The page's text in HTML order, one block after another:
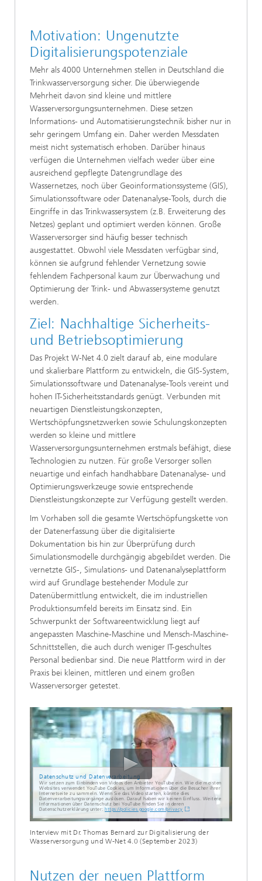
Motivation: Ungenutzte
Digitalisierungspotenziale
Mehr als 4000 Unternehmen stellen in Deutschland die
Trinkwasserversorgung sicher. Die überwiegende
Mehrheit davon sind kleine und mittlere
Wasserversorgungsunternehmen. Diese setzen
Informations- und Automatisierungstechnik bisher nur in
sehr geringem Umfang ein. Daher werden Messdaten
meist nicht systematisch erhoben. Darüber hinaus
verfügen die Unternehmen vielfach weder über eine
ausreichend gepflegte Datengrundlage des
Wassernetzes, noch über Geoinformationssysteme (GIS),
Simulationssoftware oder Datenanalyse-Tools, durch die
Eingriffe in das Trinkwassersystem (z.B. Erweiterung des
Netzes) geplant und optimiert werden können. Große
Wasserversorger sind häufig besser technisch
ausgestattet. Obwohl viele Messdaten verfügbar sind,
können sie aufgrund fehlender Vernetzung sowie
fehlendem Fachpersonal kaum zur Überwachung und
Optimierung der Trink- und Abwassersysteme genutzt
werden.
Ziel: Nachhaltige Sicherheits-
und Betriebsoptimierung
Das Projekt W-Net 4.0 zielt darauf ab, eine modulare
und skalierbare Plattform zu entwickeln, die GIS-System,
Simulationssoftware und Datenanalyse-Tools vereint und
hohen IT-Sicherheitsstandards genügt. Verbunden mit
neuartigen Dienstleistungskonzepten,
Wertschöpfungsnetzwerken sowie Schulungskonzepten
werden so kleine und mittlere
Wasserversorgungsunternehmen erstmals befähigt, diese
Technologien zu nutzen. Für große Versorger sollen
neuartige und einfach handhabbare Datenanalyse- und
Optimierungswerkzeuge sowie entsprechende
Dienstleistungskonzepte zur Verfügung gestellt werden.
Im Vorhaben soll die gesamte Wertschöpfungskette von
der Datenerfassung über die digitalisierte
Dokumentation bis hin zur Überprüfung durch
Simulationsmodelle durchgängig abgebildet werden. Die
vernetzte GIS-, Simulations- und Datenanalyseplattform
wird auf Grundlage bestehender Module zur
Datenübermittlung entwickelt, die im industriellen
Produktionsumfeld bereits im Einsatz sind. Ein
Schwerpunkt der Softwareentwicklung liegt auf
angepassten Maschine-Maschine und Mensch-Maschine-
Schnittstellen, die auch durch weniger IT-geschultes
Personal bedienbar sind. Die neue Plattform wird in der
Praxis bei kleinen, mittleren und einem großen
Wasserversorger getestet.
Datenschutz und Datenverarbeitung
Wir setzen zum Einbinden von Videos den Anbieter YouTube ein. Wie die meisten
Websites verwendet YouTube Cookies, um Informationen über die Besucher ihrer
Internetseite zu sammeln. Wenn Sie das Video starten, könnte dies
Datenverarbeitungsvorgänge auslösen. Darauf haben wir keinen Einfluss. Weitere
Informationen über Datenschutz bei YouTube finden Sie in deren
Datenschutzerklärung unter: https://policies.google.com/privacy
Interview mit Dr. Thomas Bernard zur Digitalisierung der
Wasserversorgung und W-Net 4.0 (September 2023)
Nutzen der neuen Plattform